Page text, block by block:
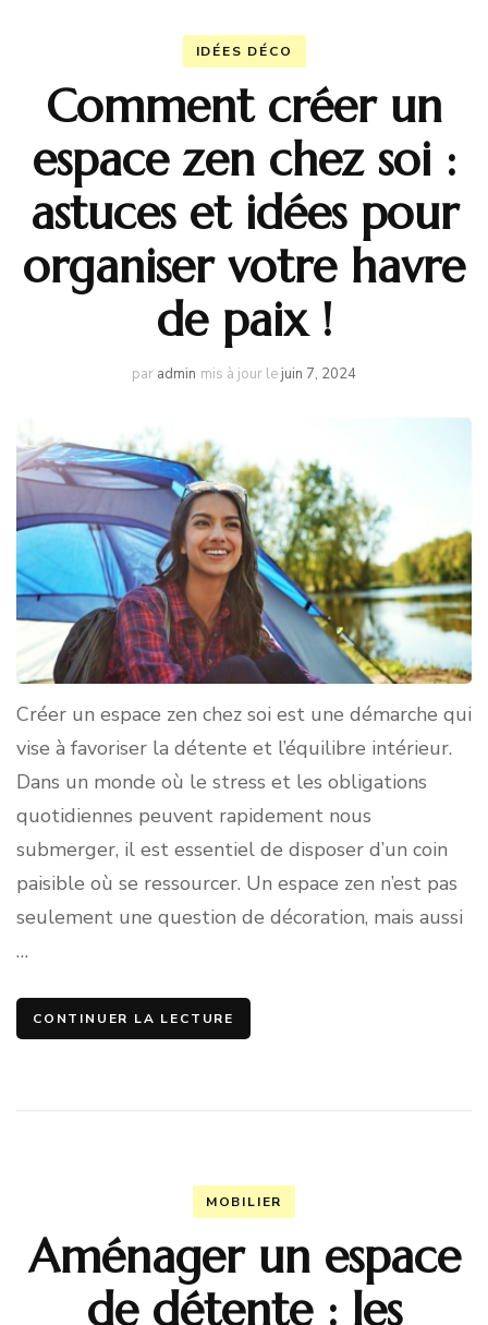
IDÉES DÉCO
Comment créer un
espace zen chez soi :
astuces et idées pour
organiser votre havre
de paix !
par admin mis à jour le juin 7, 2024
Créer un espace zen chez soi est une démarche qui
vise à favoriser la détente et l’équilibre intérieur.
Dans un monde où le stress et les obligations
quotidiennes peuvent rapidement nous
submerger, il est essentiel de disposer d’un coin
paisible où se ressourcer. Un espace zen n’est pas
seulement une question de décoration, mais aussi
…
CONTINUER LA LECTURE
MOBILIER
Aménager un espace
de détente : les